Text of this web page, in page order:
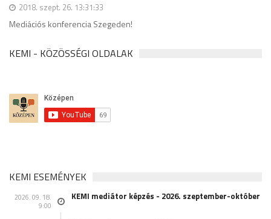
2018. szept. 26. 13:31:33
Mediációs konferencia Szegeden!
KEMI - KÖZÖSSÉGI OLDALAK
KEMI ESEMÉNYEK
2026. 09. 18.
9:00
KEMI mediátor képzés - 2026. szeptember-október